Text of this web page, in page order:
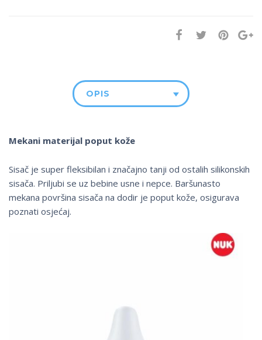
OPIS
Mekani materijal poput kože
Sisač je super fleksibilan i značajno tanji od ostalih silikonskih
sisača. Priljubi se uz bebine usne i nepce. Baršunasto
mekana površina sisača na dodir je poput kože, osigurava
poznati osjećaj.